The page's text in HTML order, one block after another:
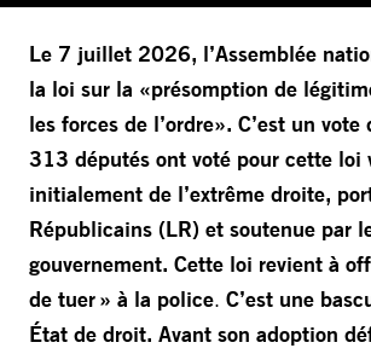
Le 7 juillet 2026, l’Assemblée
la loi sur la «présomption de
les forces de l’ordre». C’est un
313 députés ont voté pour cette loi
initialement de l’extrême droite,
Républicains (LR) et soutenue par
gouvernement. Cette loi revient à
de tuer » à la police. C’est une
État de droit. Avant son adoption